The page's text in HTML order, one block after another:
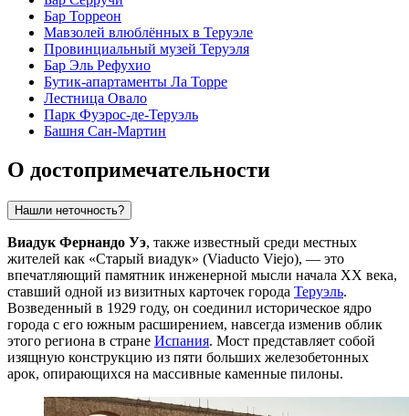
Бар Торреон
Мавзолей влюблённых в Теруэле
Провинциальный музей Теруэля
Бар Эль Рефухио
Бутик-апартаменты Ла Торре
Лестница Овало
Парк Фуэрос-де-Теруэль
Башня Сан-Мартин
О достопримечательности
Нашли неточность?
Виадук Фернандо Уэ, также известный среди местных
жителей как «Старый виадук» (Viaducto Viejo), — это
впечатляющий памятник инженерной мысли начала XX века,
ставший одной из визитных карточек города Теруэль.
Возведенный в 1929 году, он соединил историческое ядро
города с его южным расширением, навсегда изменив облик
этого региона в стране Испания. Мост представляет собой
изящную конструкцию из пяти больших железобетонных
арок, опирающихся на массивные каменные пилоны.